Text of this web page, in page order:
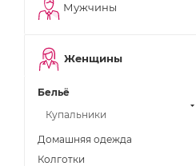
Мужчины
Женщины
Бельё
Купальники
Домашняя одежда
Колготки